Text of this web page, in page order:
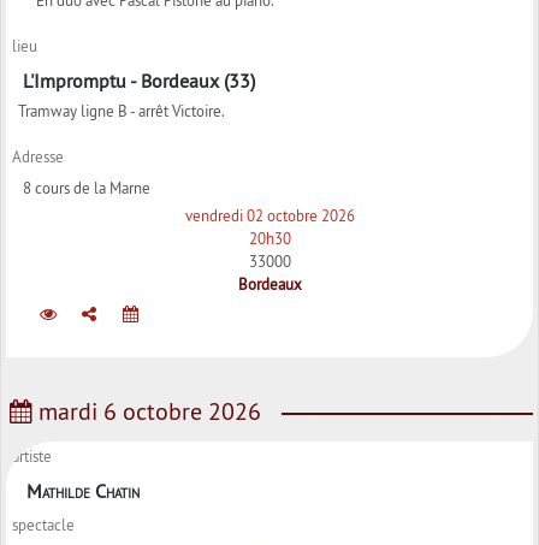
lieu
L'Impromptu - Bordeaux (33)
Tramway ligne B - arrêt Victoire.
Adresse
8 cours de la Marne
vendredi 02 octobre 2026
20h30
33000
Bordeaux
mardi 6 octobre 2026
artiste
Mathilde Chatin
spectacle